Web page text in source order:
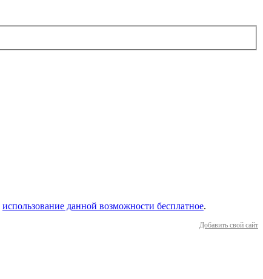
использование данной возможности бесплатное.
Добавить свой сайт